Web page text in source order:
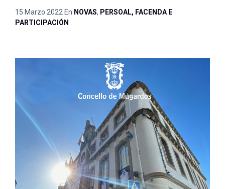
15 Marzo 2022 En NOVAS, PERSOAL, FACENDA E
PARTICIPACIÓN